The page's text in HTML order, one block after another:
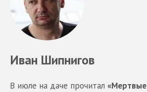
Иван Шипнигов
В июле на даче прочитал